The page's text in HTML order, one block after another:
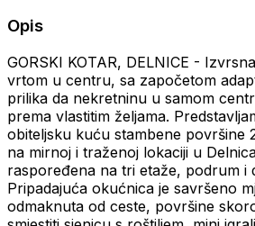
Opis
GORSKI KOTAR, DELNICE -
vrtom u centru, sa započetom
prilika da nekretninu u samom
prema vlastitim željama.
obiteljsku kuću stambene površine
na mirnoj i traženoj lokaciji u
raspoređena na tri etaže, podrum i
Pripadajuća okućnica je savršeno
odmaknuta od ceste, površine